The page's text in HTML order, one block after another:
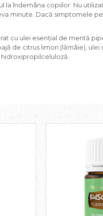
la îndemâna copiilor. Nu
minute. Dacă simptomele
cu ulei esențial de mentă
de citrus limon (lămâie),